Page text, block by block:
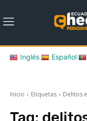
Inglés Español
Inicio Etiquetas Delitos
Tag: